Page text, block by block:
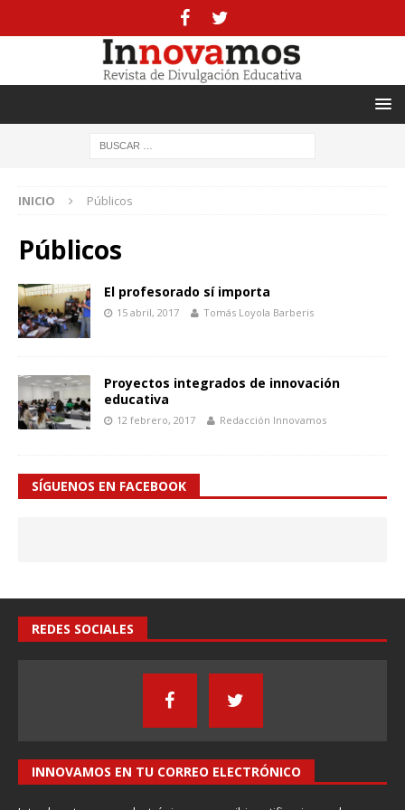
INICIO Públicos
Públicos
El profesorado sí importa
15 abril, 2017 Tomás Loyola Barberis
Proyectos integrados de innovación
educativa
12 febrero, 2017 Redacción Innovamos
SÍGUENOS EN FACEBOOK
REDES SOCIALES
INNOVAMOS EN TU CORREO ELECTRÓNICO